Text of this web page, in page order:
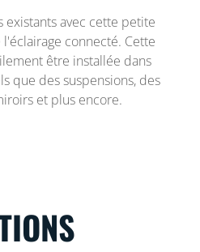
existants avec cette petite
connecté. Cette
être installée dans
que des suspensions, des
et plus encore.